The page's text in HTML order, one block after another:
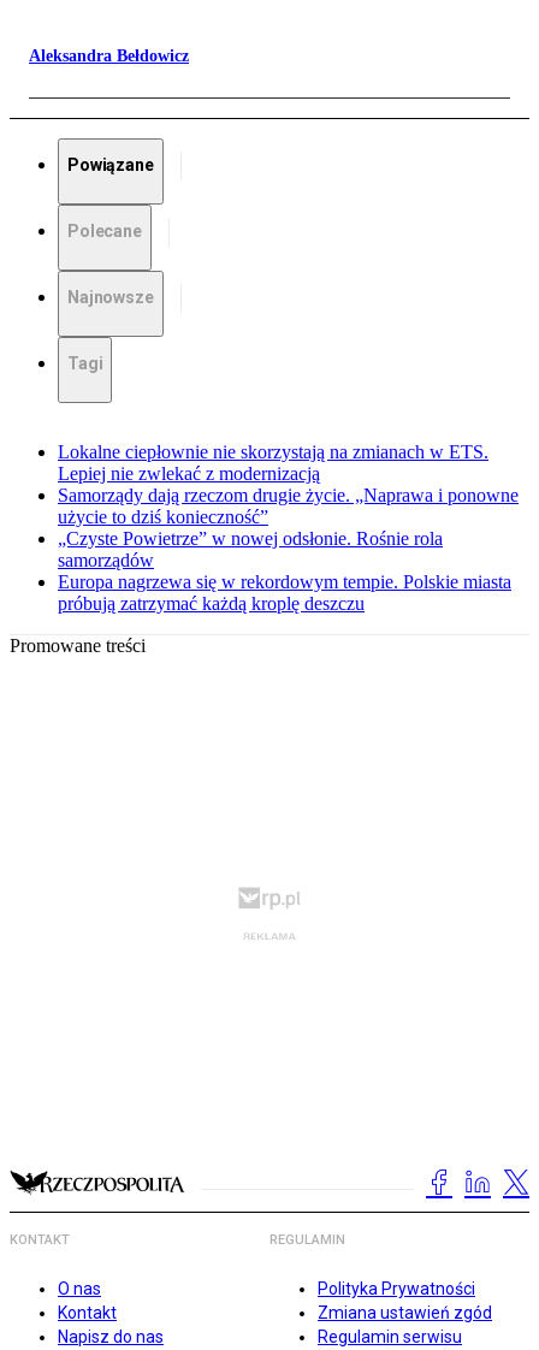
Aleksandra Bełdowicz
Powiązane
Polecane
Najnowsze
Tagi
Lokalne ciepłownie nie skorzystają na zmianach w ETS.
Lepiej nie zwlekać z modernizacją
Samorządy dają rzeczom drugie życie. „Naprawa i ponowne
użycie to dziś konieczność”
„Czyste Powietrze” w nowej odsłonie. Rośnie rola
samorządów
Europa nagrzewa się w rekordowym tempie. Polskie miasta
próbują zatrzymać każdą kroplę deszczu
Promowane treści
KONTAKT
O nas
Kontakt
Napisz do nas
REGULAMIN
Polityka Prywatności
Zmiana ustawień zgód
Regulamin serwisu